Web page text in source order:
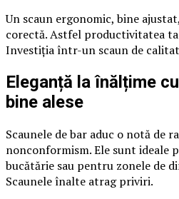
Un scaun ergonomic, bine
corectă. Astfel productivitatea
Investiția într-un scaun de
Eleganță la înălțime
bine alese
Scaunele de bar aduc o notă de
nonconformism. Ele sunt ideale
bucătărie sau pentru zonele de
Scaunele înalte atrag priviri.